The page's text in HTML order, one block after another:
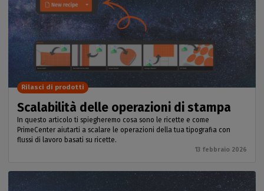
Scalabilità delle operazioni di stampa
In questo articolo ti spiegheremo cosa sono le ricette e come
PrimeCenter aiutarti a scalare le operazioni della tua tipografia con
flussi di lavoro basati su ricette.
13 febbraio 2026
Rilasci di prodotti